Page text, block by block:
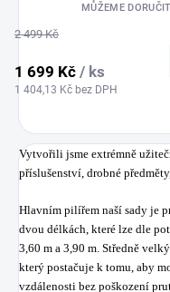
MŮŽEME
2 499 Kč
1 699 Kč / ks
1 404,13 Kč bez DPH
Vytvořili jsme extrémně
příslušenství, drobné
Hlavním pilířem naší sady je
dvou délkách, které lze dle
3,60 m a 3,90 m. Středně
který postačuje k tomu, aby
vzdálenosti bez poškození